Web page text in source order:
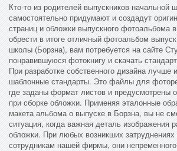
Кто-то из родителей выпускников начальной
самостоятельно придумают и создадут
страниц и обложки выпускного фотоальбома
обрести в итоге отличный фотоальбом
школы (Борзна), вам потребуется на сайте
понравившуюся фотокнигу и скачать
При разработке собственного дизайна лучше
шаблонные стандарты. Это файлы для
где заданы формат листов и предусмотрены
при сборке обложки. Применяя эталонные
макета альбома о выпуске в Борзна, вы не
ситуация, когда важная деталь изображения
обложки. При любых возникших
сотрудникам нашей фирмы, они